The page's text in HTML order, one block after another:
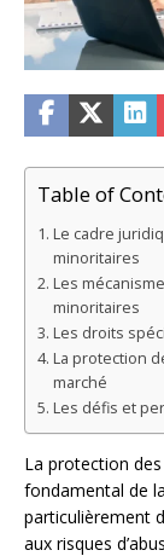
Table of
Le cadre
minoritaires
Les
minoritaires
Les droits
La protection
marché
Les défis et
La protection
fondamental de
particulièrement
aux risques